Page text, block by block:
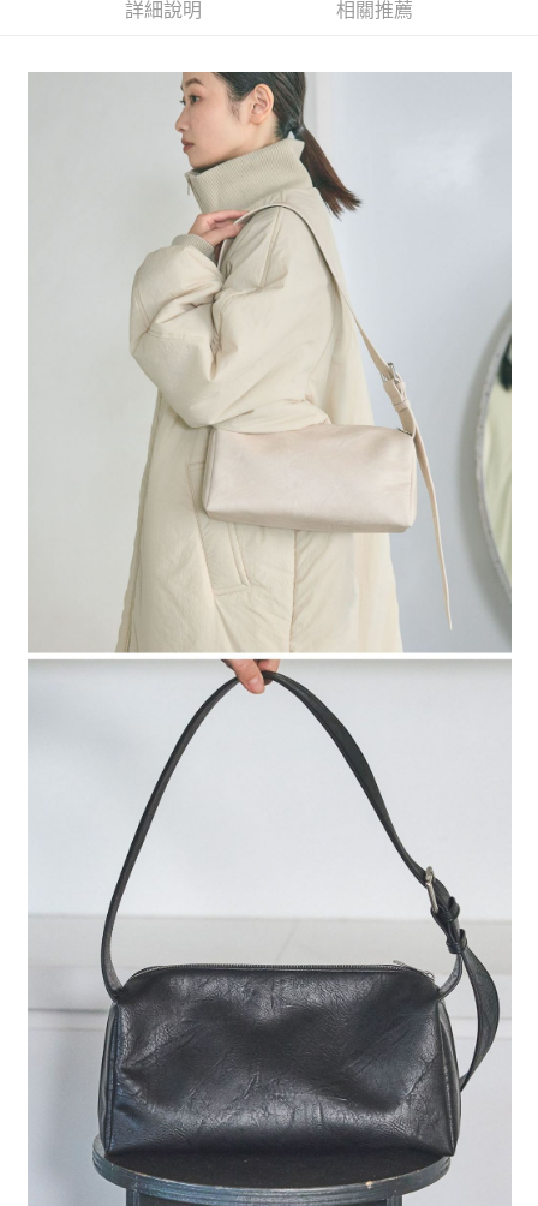
4.訂單成立30分鐘內，如未前往確認交易或遇審核未通過，訂單將自動取
1.分期款項不併入電信帳單，「大哥付你分期」於每月結算日後寄送繳費提
2.透過簡訊連結打開帳單後，可選擇「超商條碼／台灣大直營門市／銀行轉
帳／街口支付／iPASS MONEY」等通路繳費。
1.本服務係由「台灣大哥大股份有限公司」（以下簡稱本公司）所提供，讓
用戶於交易時，得透過本服務購買商品或服務，並由商店將買賣／分期付款
買賣價金債權讓與本公司後，依約使用本公司帳單繳交帳款。
2.基於同意付款使用「大哥付你分期」之契約關係目的，商店將以您的個人
資料（包含姓名、電話或地址）提供予台灣大哥大進項蒐集、處理及利用，
由本公司與您本人進行分期帳單所需資料之確認、核對及更正。
3.完整用戶服務條款，請詳閱以下連結：
https://oppay.tw/userRule
３．安心：先確認商品／服務後，再付款。
【「AFTEE先享後付」結帳流程】
１．於結帳方式選擇「AFTEE先享後付」後，將跳轉至「AFTEE先享後付」
結帳頁面，進行簡訊認證並確認金額後，即可完成結帳。
２．訂單成立數日內，您將收到繳費通知簡訊。
３．收到繳費通知簡訊後14天內，點擊此簡訊中的連結，可透過四大超商／
ATM／網路銀行／等多元方式進行付款，方視為交易完成。
※ 請注意：結帳手續完成當下不需立刻繳費，但若您需要取消訂單，請聯絡
購買商品的店家。未經商家同意取消之訂單仍視為有效，需透過AFTEE先享
後付繳納相關費用。
※ 交易是否成功請以「AFTEE先享後付 」之結帳頁面顯示為準，若有關於
是否繳費成功／繳費後需取消欲退款等相關疑問，請聯繫「AFTEE先享後付
https://netprotections.freshdesk.com/support/home
１．透過由恩沛科技股份有限公司提供之「AFTEE先享後付」服務完成之交
易，需依本服務之必要範圍內提供個人資料，並將交易相關給付款項請求債
權轉讓予恩沛科技股份有限公司。
２．關於個人資料處理事宜，請瀏覽以下網址：
https://aftee.tw/terms/#terms3
３．未成年的使用者請事先徵得法定代理人或監護人之同意方可使用
「AFTEE先享後付」，若未經同意申辦者引起之損失，本公司不負相關責
４．使用「AFTEE先享後付」時，將依據個別帳號之用戶狀況，依本公司即
時審查核予不同之上限額度；若仍有額度不足之情形，本公司將視審查結果
請求用戶進行身份認證。
５．嚴禁一人註冊多個帳號或使用他人資訊註冊。若發現惡意使用之情形，
恩沛科技股份有限公司將有權停止該用戶之使用額度並採取法律行動。
每筆NT$80，滿NT$1,500(含以上)免運費
每筆NT$80，滿NT$1,500(含以上)免運費
每筆NT$80，滿NT$1,500(含以上)免運費
付款後 7-11取貨
每筆NT$80，滿NT$1,500(含以上)免運費
每筆NT$80，滿NT$1,500(含以上)免運費
詳細說明 相關推薦